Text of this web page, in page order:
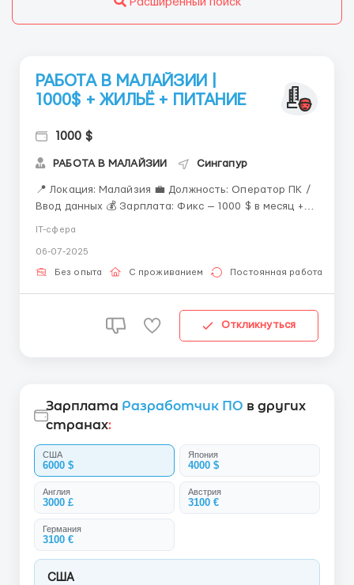
РАБОТА В МАЛАЙЗИИ |
1000$ + ЖИЛЬЁ + ПИТАНИЕ
1000 $
РАБОТА В МАЛАЙЗИИ Сингапур
📍 Локация: Малайзия 💼 Должность: Оператор ПК /
Ввод данных 💰 Зарплата: Фикс — 1000 $ в месяц +
Стабильные выплаты ✅ Дополнительные бонусы за
качественную работу ✅ Возможность карьерно...
IT-сфера
06-07-2025
Без опыта С проживанием Постоянная работа
Откликнуться
Зарплата Разработчик ПО в других
странах:
США
6000 $
Япония
4000 $
Англия
3000 £
Австрия
3100 €
Германия
3100 €
США